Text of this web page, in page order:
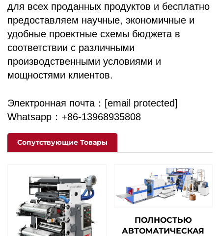
для всех проданных продуктов и бесплатно
предоставляем научные, экономичные и
удобные проектные схемы бюджета в
соответствии с различными
производственными условиями и
мощностями клиентов.
Электронная почта： [email protected]
Whatsapp：+86-13968935808
Сопутствующие Товары
ПОЛНОСТЬЮ
АВТОМАТИЧЕСКАЯ